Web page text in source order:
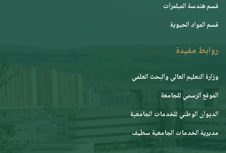
قسم هندسة المبلمرات
قسم المواد الحيوية
روابط مفيدة
وزارة التعليم العالي والبحث العلمي
الموقع الرسمي للجامعة
ﺍﻟﺪﻳﻮﺍﻥ ﺍﻟﻮﻃﻨﻲ ﻟﻠﺨﺪﻣﺎﺕ ﺍﻟﺠﺎﻣﻌﻴﺔ
مديرية الخدمات الجامعية سطيف